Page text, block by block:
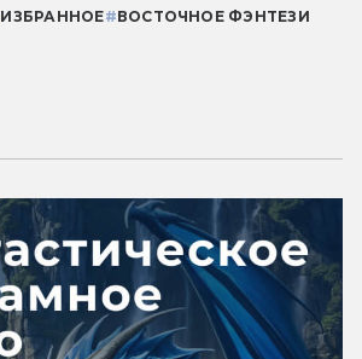
ИЗБРАННОЕ#ВОСТОЧНОЕ ФЭНТЕЗИ